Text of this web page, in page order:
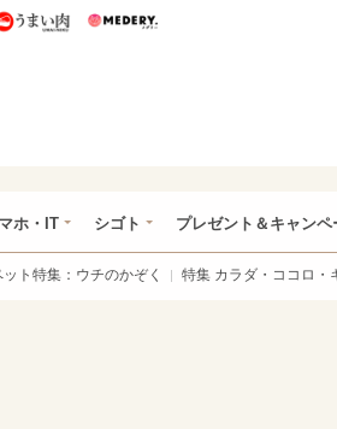
まいパン うまい肉
ホ・IT シゴト プレゼント＆キャンペ
ット特集：ウチのかぞく 特集 カラダ・ココロ・